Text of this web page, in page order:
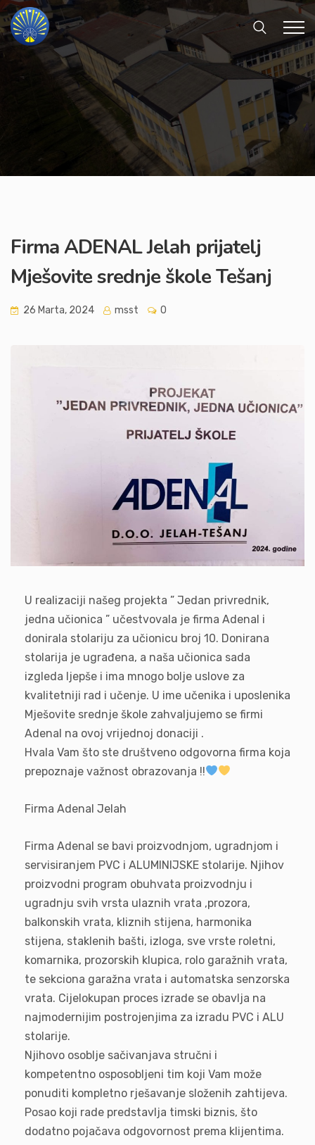
Firma ADENAL Jelah prijatelj
Mješovite srednje škole Tešanj
26 Marta, 2024 msst 0
U realizaciji našeg projekta ” Jedan privrednik,
jedna učionica ” učestvovala je firma Adenal i
donirala stolariju za učionicu broj 10. Donirana
stolarija je ugrađena, a naša učionica sada
izgleda ljepše i ima mnogo bolje uslove za
kvalitetniji rad i učenje. U ime učenika i uposlenika
Mješovite srednje škole zahvaljujemo se firmi
Adenal na ovoj vrijednoj donaciji .
Hvala Vam što ste društveno odgovorna firma koja
prepoznaje važnost obrazovanja !!
Firma Adenal Jelah
Firma Adenal se bavi proizvodnjom, ugradnjom i
servisiranjem PVC i ALUMINIJSKE stolarije. Njihov
proizvodni program obuhvata proizvodnju i
ugradnju svih vrsta ulaznih vrata ,prozora,
balkonskih vrata, kliznih stijena, harmonika
stijena, staklenih bašti, izloga, sve vrste roletni,
komarnika, prozorskih klupica, rolo garažnih vrata,
te sekciona garažna vrata i automatska senzorska
vrata. Cijelokupan proces izrade se obavlja na
najmodernijim postrojenjima za izradu PVC i ALU
stolarije.
Njihovo osoblje sačivanjava stručni i
kompetentno osposobljeni tim koji Vam može
ponuditi kompletno rješavanje složenih zahtijeva.
Posao koji rade predstavlja timski biznis, što
dodatno pojačava odgovornost prema klijentima.